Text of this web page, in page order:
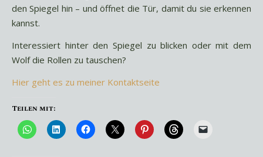
den Spiegel hin – und öffnet die Tür, damit du sie erkennen
kannst.
Interessiert hinter den Spiegel zu blicken oder mit dem
Wolf die Rollen zu tauschen?
Hier geht es zu meiner Kontaktseite
Teilen mit: